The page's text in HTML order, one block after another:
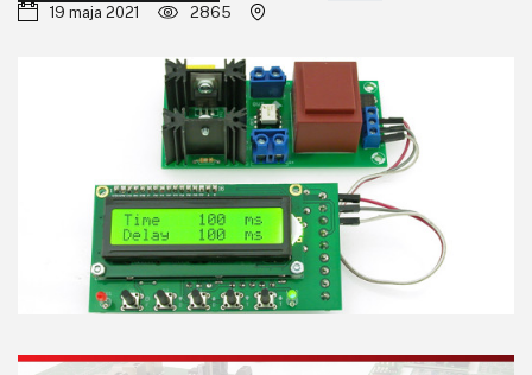
Dla Ciebie
KITy AVT
Kontakt
Newsletter
Magazyny
Archiwum
Do pobrania
19 maja 2021
2865